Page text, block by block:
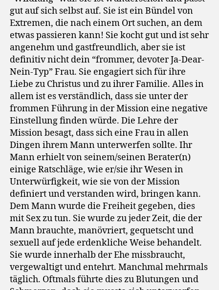
gut auf sich selbst auf. Sie ist ein Bündel von
Extremen, die nach einem Ort suchen, an dem
etwas passieren kann! Sie kocht gut und ist sehr
angenehm und gastfreundlich, aber sie ist
definitiv nicht dein “frommer, devoter Ja-Dear-
Nein-Typ” Frau. Sie engagiert sich für ihre
Liebe zu Christus und zu ihrer Familie. Alles in
allem ist es verständlich, dass sie unter der
frommen Führung in der Mission eine negative
Einstellung finden würde. Die Lehre der
Mission besagt, dass sich eine Frau in allen
Dingen ihrem Mann unterwerfen sollte. Ihr
Mann erhielt von seinem/seinen Berater(n)
einige Ratschläge, wie er/sie ihr Wesen in
Unterwürfigkeit, wie sie von der Mission
definiert und verstanden wird, bringen kann.
Dem Mann wurde die Freiheit gegeben, dies
mit Sex zu tun. Sie wurde zu jeder Zeit, die der
Mann brauchte, manövriert, gequetscht und
sexuell auf jede erdenkliche Weise behandelt.
Sie wurde innerhalb der Ehe missbraucht,
vergewaltigt und entehrt. Manchmal mehrmals
täglich. Oftmals führte dies zu Blutungen und